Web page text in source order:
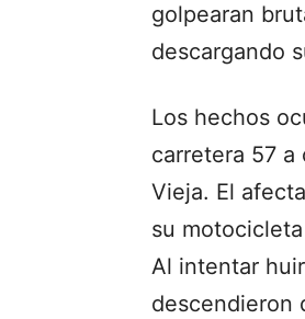
golpearan
descargando
Los hechos
carretera 57 a
Vieja. El
su
Al intentar
descendieron